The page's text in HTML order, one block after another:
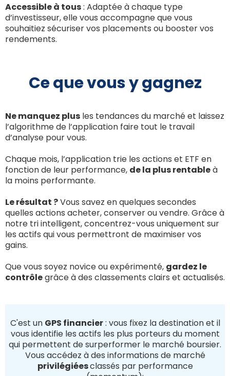
Accessible à tous: Adaptée à chaque type
d’investisseur, elle vous accompagne que vous
souhaitiez sécuriser vos placements ou booster vos
rendements.
Ce que vous y gagnez
Ne manquez plus les tendances du marché et laissez
l’algorithme de l’application faire tout le travail
d’analyse pour vous.
Chaque mois, l’application trie les actions et ETF en
fonction de leur performance, de la plus rentableà
la moins performante.
Le résultat ?Vous savez en quelques secondes
quelles actions acheter, conserver ou vendre. Grâce à
notre tri intelligent, concentrez-vous uniquement sur
les actifs qui vous permettront de maximiser vos
gains.
Que vous soyez novice ou expérimenté, gardez le
contrôlegrâce à des classements clairs et actualisés.
C'est un GPS financier: vous fixez la destination et il
vous identifie les actifs les plus porteurs du moment
qui permettent de surperformer le marché boursier.
Vous accédez à des informations de marché
privilégiéesclassés par performance